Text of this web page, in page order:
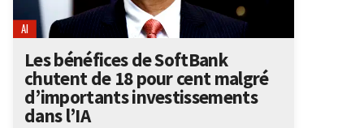
AI
Les bénéfices de SoftBank
chutent de 18 pour cent malgré
d’importants investissements
dans l’IA